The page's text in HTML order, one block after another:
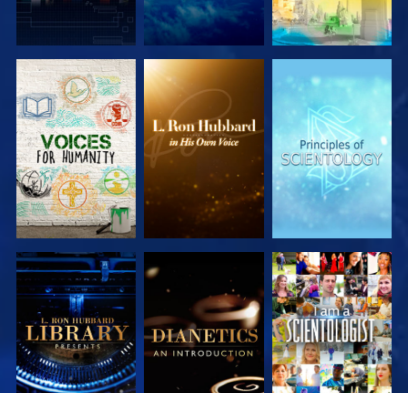
UTFORSKA
SERIEN
UTFORSKA
SERIEN
UTFORSKA
SERIEN
UTFORSKA
SERIEN
UTFORSKA
SERIEN
TITTA